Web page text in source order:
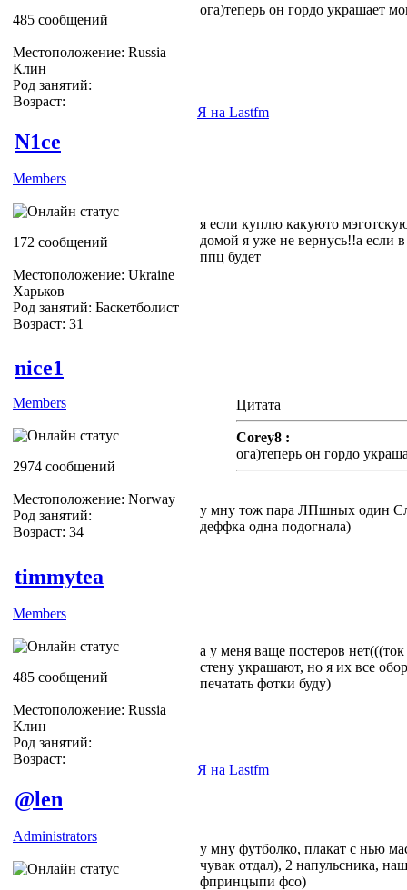
485 сообщений
Местоположение: Russia
Клин
Род занятий:
Возраст:
ога)теперь он гордо украшает
Я на Lastfm
N1ce
Members
172 сообщений
Местоположение: Ukraine
Харьков
Род занятий: Баскетболист
Возраст: 31
я если куплю какуюто
домой я уже не вернусь!!а если
ппц будет
nice1
Members
2974 сообщений
Местоположение: Norway
Род занятий:
Возраст: 34
Цитата
Corey8 :
ога)теперь он гордо
у мну тож пара ЛПшных один
деффка одна подогнала)
timmytea
Members
485 сообщений
Местоположение: Russia
Клин
Род занятий:
Возраст:
а у меня ваще постеров
стену украшают, но я их все
печатать фотки буду)
Я на Lastfm
@len
Administrators
у мну футболко, плакат с нью
чувак отдал), 2 напульсника,
фпринцыпи фсо)